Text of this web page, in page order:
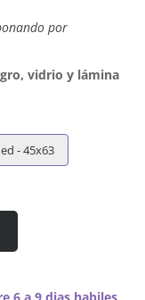
por
vidrio y lámina
- 45x63